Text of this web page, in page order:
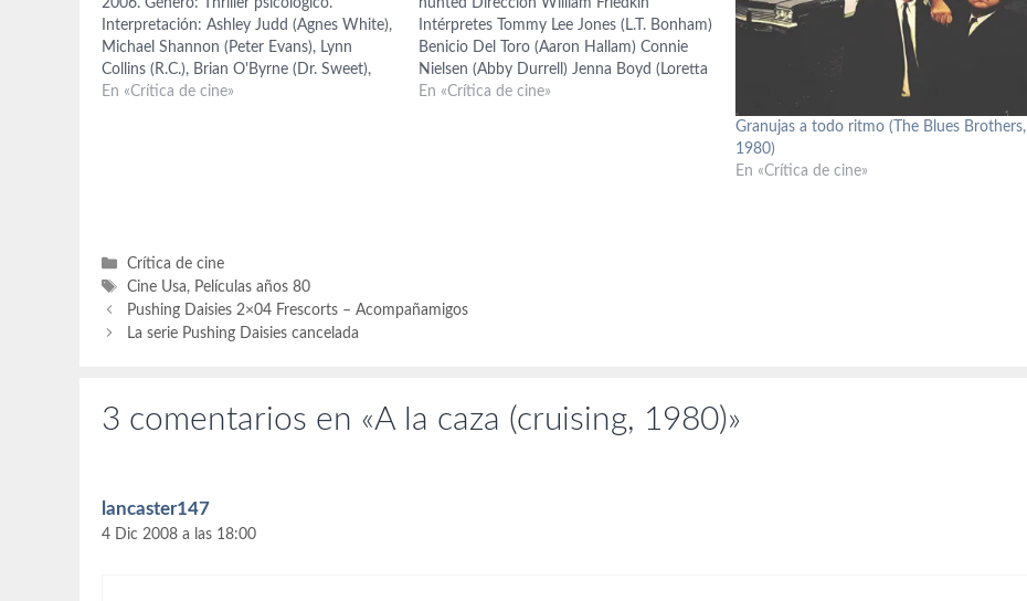
Interpretación: Ashley Judd (Agnes White),
Michael Shannon (Peter Evans), Lynn
Collins (R.C.), Brian O'Byrne (Dr. Sweet),
Harry Connick Jr. (Jerry Goss). Guión: Tracy
En «Crítica de cine»
Intérpretes Tommy Lee Jones (L.T. Bonham)
Benicio Del Toro (Aaron Hallam) Connie
Nielsen (Abby Durrell) Jenna Boyd (Loretta
Kravitz) Leslie Stefanson (Irene Kravitz)
En «Crítica de cine»
Granujas a todo ritmo (The Blues Brothers,
1980)
En «Crítica de cine»
Categorías
Crítica de cine
Etiquetas
Cine Usa, Películas años 80
Pushing Daisies 2×04 Frescorts – Acompañamigos
La serie Pushing Daisies cancelada
3 comentarios en «A la caza (cruising, 1980)»
lancaster147
4 Dic 2008 a las 18:00